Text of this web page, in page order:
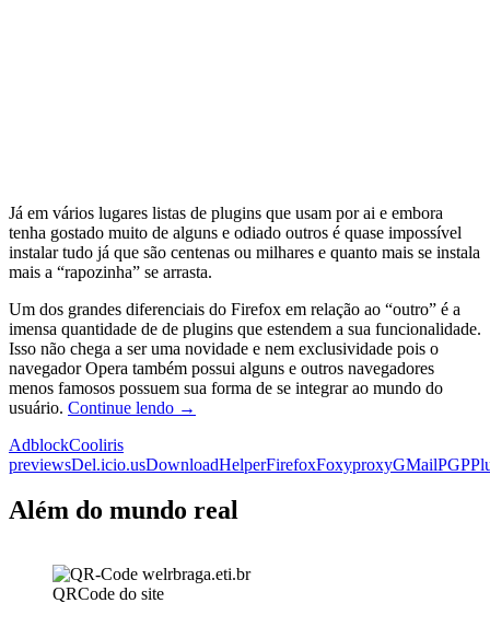
Já em vários lugares listas de plugins que usam por ai e embora
tenha gostado muito de alguns e odiado outros é quase impossível
instalar tudo já que são centenas ou milhares e quanto mais se instala
mais a “rapozinha” se arrasta.
Um dos grandes diferenciais do Firefox em relação ao “outro” é a
imensa quantidade de de plugins que estendem a sua funcionalidade.
Isso não chega a ser uma novidade e nem exclusividade pois o
navegador Opera também possui alguns e outros navegadores
menos famosos possuem sua forma de se integrar ao mundo do
usuário. Continue lendo Meus
para
Firefox
→
AdblockCooliris
previewsDel.icio.usDownloadHelperFirefoxFoxyproxyGMailPGP
Além do mundo real
QRCode do site